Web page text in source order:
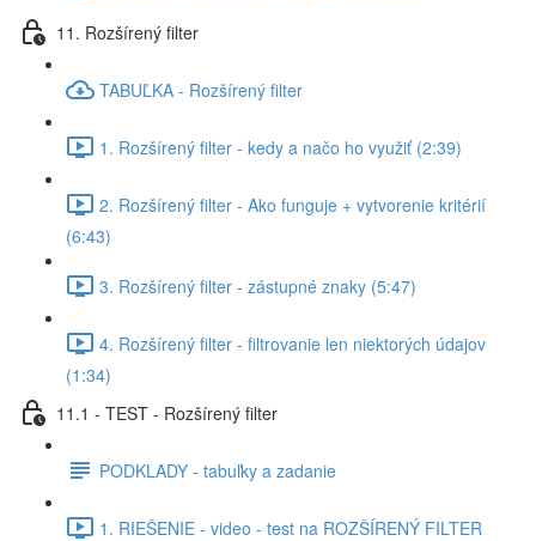
11. Rozšírený filter
TABUĽKA - Rozšírený filter
1. Rozšírený filter - kedy a načo ho využiť (2:39)
2. Rozšírený filter - Ako funguje + vytvorenie kritérií
(6:43)
3. Rozšírený filter - zástupné znaky (5:47)
4. Rozšírený filter - filtrovanie len niektorých údajov
(1:34)
11.1 - TEST - Rozšírený filter
PODKLADY - tabuľky a zadanie
1. RIEŠENIE - video - test na ROZŠÍRENÝ FILTER